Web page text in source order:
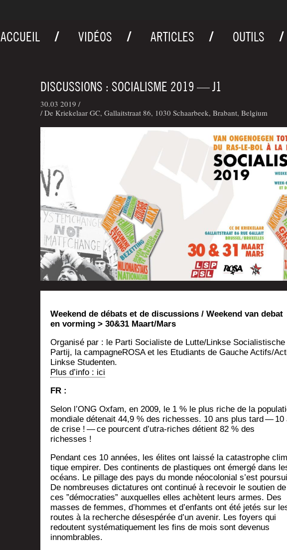
ACCUEIL VIDÉOS ARTICLES OUTILS
DISCUSSIONS : SOCIALISME 2019 — J1
30.03 2019 /
/ De Kriekelaar GC, Gallaitstraat 86, 1030 Schaarbeek, Brabant, Belgium
Wee­kend de débats et de dis­cus­sions / Wee­kend van debat
en vor­ming > 30&31 Maart/Mars
Orga­ni­sé par : le Par­ti Socia­liste de Lutte/Linkse Socia­lis­tische
Par­tij, la cam­pa­gne­RO­SA et les Etu­diants de Gauche Actifs/
Linkse Studenten.
Plus d’in­fo : ici
FR :
Selon l’ONG Oxfam, en 2009, le 1 % le plus riche de la
mon­diale déte­nait 44,9 % des richesses. 10 ans plus tard — 10
de crise ! — ce pourcent d’u­tra-riches détient 82 % des
richesses !
Pen­dant ces 10 années, les élites ont lais­sé la catas­trophe
tique empi­rer. Des conti­nents de plas­tiques ont émer­gé dans
océans. Le pillage des pays du monde néo­co­lo­nial s’est
De nom­breuses dic­ta­tures ont conti­nué à rece­voir le sou­tien de
ces ”démo­cra­ties” aux­quelles elles achètent leurs armes. Des
masses de femmes, d’hommes et d’en­fants ont été jetés sur
routes à la recherche déses­pé­rée d’un ave­nir. Les foyers qui
redoutent sys­té­ma­ti­que­ment les fins de mois sont deve­nus
innombrables.